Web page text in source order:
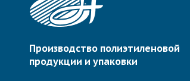
Производство полиэтиленовой
продукции и упаковки